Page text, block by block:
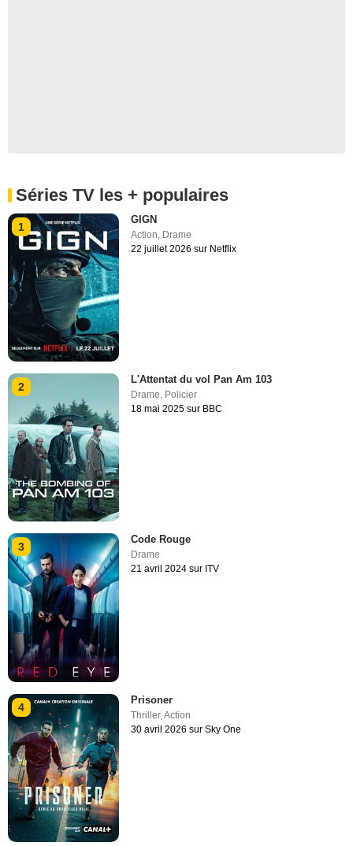
Séries TV les + populaires
1
GIGN
Action Drame
22 juillet 2026 sur Netflix
2
L'Attentat du vol Pan Am 103
Drame, Policier
18 mai 2025 sur BBC
3
Code Rouge
Drame
21 avril 2024 sur ITV
4
Prisoner
Thriller,Action
30 avril 2026 sur Sky One